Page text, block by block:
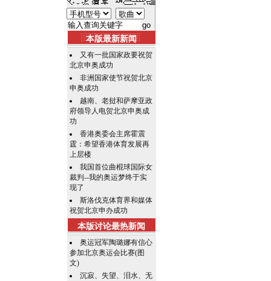
本版最新新闻
又有一批国家政要祝贺
北京申奥成功
非洲国家使节祝贺北京
申奥成功
越南、老挝和萨摩亚政
府领导人电贺北京申奥成
功
香港奥委会主席霍震
霆：希望香港体育发展再
上层楼
我国首位曲棍球国际女
裁判--我的奥运梦终于实
现了
斯洛伐克体育界和媒体
祝贺北京申办成功
本版讨论最热新闻
奥运冠军陶璐娜有信心
参加北京奥运会比赛(图
文)
沉寂、失望、泪水、无